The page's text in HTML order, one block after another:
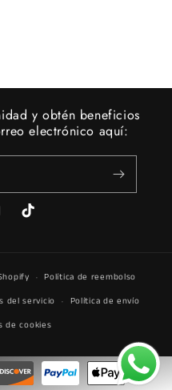
y obtén beneficios
electrónico aquí:
TikTok
Política de reembolso
del servicio
Política de envío
de cookies